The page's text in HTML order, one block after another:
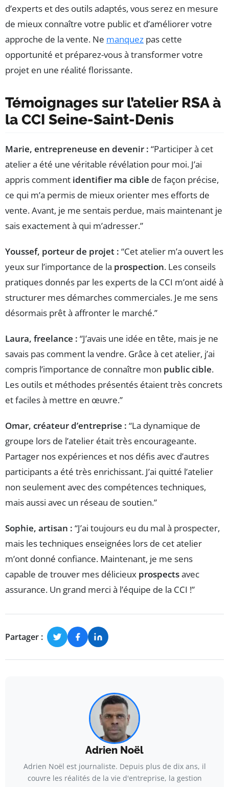
d’experts et des outils adaptés, vous serez en mesure
de mieux connaître votre public et d’améliorer votre
approche de la vente. Ne manquez pas cette
opportunité et préparez-vous à transformer votre
projet en une réalité florissante.
Témoignages sur l’atelier RSA à
la CCI Seine-Saint-Denis
Marie, entrepreneuse en devenir : “Participer à cet
atelier a été une véritable révélation pour moi. J’ai
appris comment identifier ma cible de façon précise,
ce qui m’a permis de mieux orienter mes efforts de
vente. Avant, je me sentais perdue, mais maintenant je
sais exactement à qui m’adresser.”
Youssef, porteur de projet : “Cet atelier m’a ouvert les
yeux sur l’importance de la prospection. Les conseils
pratiques donnés par les experts de la CCI m’ont aidé à
structurer mes démarches commerciales. Je me sens
désormais prêt à affronter le marché.”
Laura, freelance : “J’avais une idée en tête, mais je ne
savais pas comment la vendre. Grâce à cet atelier, j’ai
compris l’importance de connaître mon public cible.
Les outils et méthodes présentés étaient très concrets
et faciles à mettre en œuvre.”
Omar, créateur d’entreprise : “La dynamique de
groupe lors de l’atelier était très encourageante.
Partager nos expériences et nos défis avec d’autres
participants a été très enrichissant. J’ai quitté l’atelier
non seulement avec des compétences techniques,
mais aussi avec un réseau de soutien.”
Sophie, artisan : “J’ai toujours eu du mal à prospecter,
mais les techniques enseignées lors de cet atelier
m’ont donné confiance. Maintenant, je me sens
capable de trouver mes délicieux prospectsavec
assurance. Un grand merci à l’équipe de la CCI !”
Partager :
Adrien Noël
Adrien Noël est journaliste. Depuis plus de dix ans, il
couvre les réalités de la vie d'entreprise, la gestion